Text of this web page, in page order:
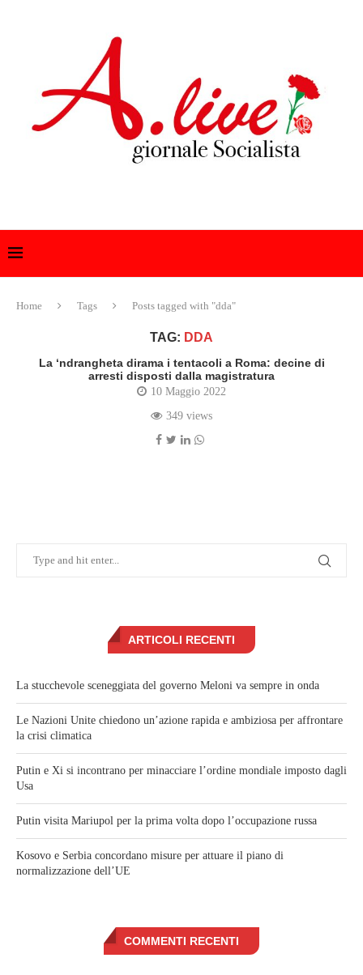
Home Tags Posts tagged with "dda"
TAG: DDA
La ‘ndrangheta dirama i tentacoli a Roma: decine di
arresti disposti dalla magistratura
10 Maggio 2022
349 views
ARTICOLI RECENTI
La stucchevole sceneggiata del governo Meloni va sempre in onda
Le Nazioni Unite chiedono un’azione rapida e ambiziosa per affrontare
la crisi climatica
Putin e Xi si incontrano per minacciare l’ordine mondiale imposto dagli
Usa
Putin visita Mariupol per la prima volta dopo l’occupazione russa
Kosovo e Serbia concordano misure per attuare il piano di
normalizzazione dell’UE
COMMENTI RECENTI